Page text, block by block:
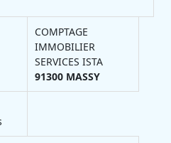
COMPTAGE
IMMOBILIER
SERVICES ISTA
91300 MASSY